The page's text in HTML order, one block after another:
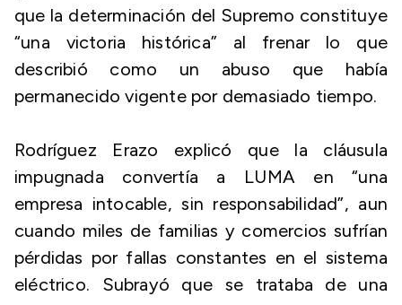
que la determinación del Supremo constituye
“una victoria histórica” al frenar lo que
describió como un abuso que había
permanecido vigente por demasiado tiempo.
Rodríguez Erazo explicó que la cláusula
impugnada convertía a LUMA en “una
empresa intocable, sin responsabilidad”, aun
cuando miles de familias y comercios sufrían
pérdidas por fallas constantes en el sistema
eléctrico. Subrayó que se trataba de una